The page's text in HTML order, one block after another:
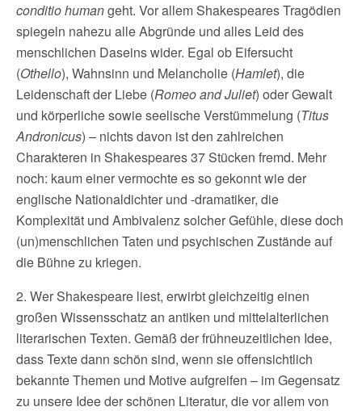
conditio humangeht. Vor allem Shakespeares Tragödien
spiegeln nahezu alle Abgründe und alles Leid des
menschlichen Daseins wider. Egal ob Eifersucht
(Othello), Wahnsinn und Melancholie (Hamlet), die
Leidenschaft der Liebe (Romeo and Juliet) oder Gewalt
und körperliche sowie seelische Verstümmelung (Titus
Andronicus) – nichts davon ist den zahlreichen
Charakteren in Shakespeares 37 Stücken fremd. Mehr
noch: kaum einer vermochte es so gekonnt wie der
englische Nationaldichter und -dramatiker, die
Komplexität und Ambivalenz solcher Gefühle, diese doch
(un)menschlichen Taten und psychischen Zustände auf
die Bühne zu kriegen.
2. Wer Shakespeare liest, erwirbt gleichzeitig einen
großen Wissensschatz an antiken und mittelalterlichen
literarischen Texten. Gemäß der frühneuzeitlichen Idee,
dass Texte dann schön sind, wenn sie offensichtlich
bekannte Themen und Motive aufgreifen – im Gegensatz
zu unsere Idee der schönen Literatur, die vor allem von